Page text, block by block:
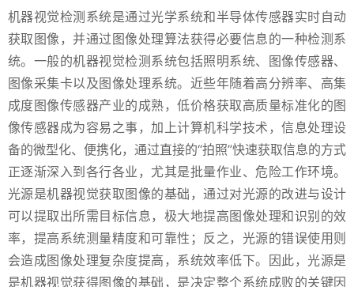
机器视觉检测系统是通过光学系统和半导体传感器实时自动
获取图像，并通过图像处理算法获得必要信息的一种检测系
统。一般的机器视觉检测系统包括照明系统、图像传感器、
图像采集卡以及图像处理系统。近些年随着高分辨率、高集
成度图像传感器产业的成熟，低价格获取高质量标准化的图
像传感器成为容易之事，加上计算机科学技术，信息处理设
备的微型化、便携化，通过直接的“拍照”快速获取信息的方式
正逐渐深入到各行各业，尤其是批量作业、危险工作环境。
光源是机器视觉获取图像的基础，通过对光源的改进与设计
可以提取出所需目标信息，极大地提高图像处理和识别的效
率，提高系统测量精度和可靠性；反之，光源的错误使用则
会造成图像处理复杂度提高，系统效率低下。因此，光源是
是机器视觉获得图像的基础，是决定整个系统成败的关键因